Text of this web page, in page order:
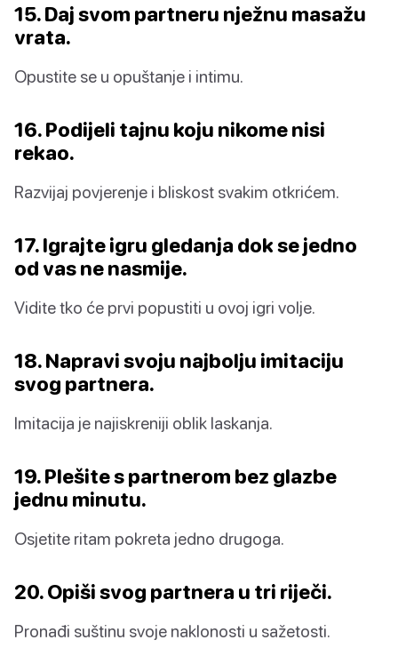
15. Daj svom partneru nježnu masažu
vrata.
Opustite se u opuštanje i intimu.
16. Podijeli tajnu koju nikome nisi
rekao.
Razvijaj povjerenje i bliskost svakim otkrićem.
17. Igrajte igru gledanja dok se jedno
od vas ne nasmije.
Vidite tko će prvi popustiti u ovoj igri volje.
18. Napravi svoju najbolju imitaciju
svog partnera.
Imitacija je najiskreniji oblik laskanja.
19. Plešite s partnerom bez glazbe
jednu minutu.
Osjetite ritam pokreta jedno drugoga.
20. Opiši svog partnera u tri riječi.
Pronađi suštinu svoje naklonosti u sažetosti.